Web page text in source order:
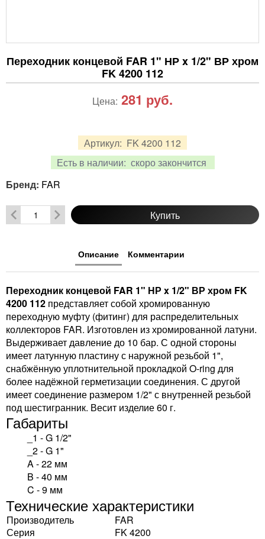
Переходник концевой FAR 1" НР x 1/2" ВР хром
FK 4200 112
Артикул: FK 4200 112
Есть в наличии: скоро закончится
Цена: 281 руб.
Бренд: FAR
Купить
Описание Комментарии
Переходник концевой FAR 1" НР x 1/2" ВР хром FK
4200 112 представляет собой хромированную
переходную муфту (фитинг) для распределительных
коллекторов FAR. Изготовлен из хромированной латуни.
Выдерживает давление до 10 бар. С одной стороны
имеет латунную пластину с наружной резьбой 1",
снабжённую уплотнительной прокладкой O-ring для
более надёжной герметизации соединения. С другой
имеет соединение размером 1/2" с внутренней резьбой
под шестигранник. Весит изделие 60 г.
Габариты
_1 - G 1/2"
_2 - G 1"
A - 22 мм
B - 40 мм
C - 9 мм
Технические характеристики
Производитель
FAR
Серия
FK 4200